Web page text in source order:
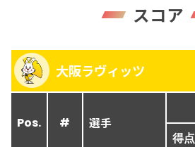
スコア
大阪ラヴィッツ
Pos. # 選手
得点